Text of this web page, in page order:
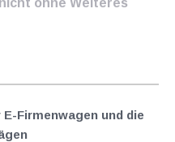
E-Firmenwagen und die